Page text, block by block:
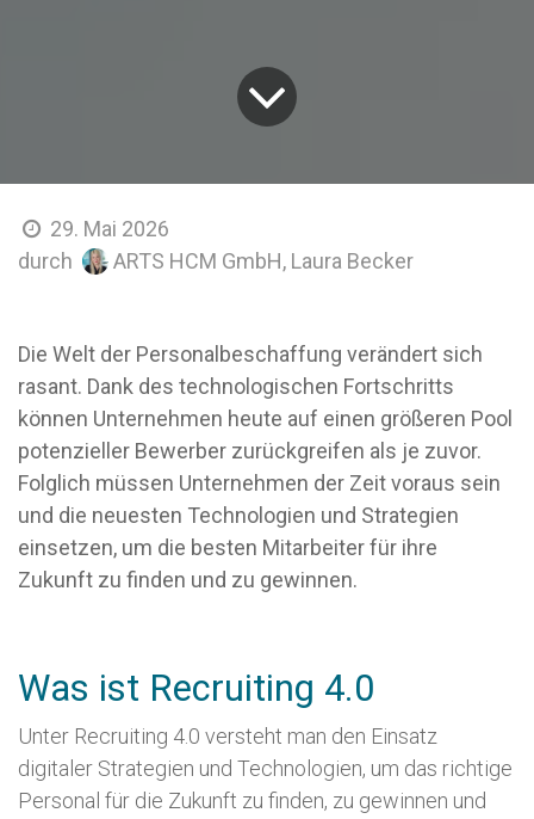
29. Mai 2026
durch
ARTS HCM GmbH, Laura Becker
Die Welt der Personalbeschaffung verändert sich
rasant. Dank des technologischen Fortschritts
können Unternehmen heute auf einen größeren Pool
potenzieller Bewerber zurückgreifen als je zuvor.
Folglich müssen Unternehmen der Zeit voraus sein
und die neuesten Technologien und Strategien
einsetzen, um die besten Mitarbeiter für ihre
Zukunft zu finden und zu gewinnen.
Was ist Recruiting 4.0
Unter Recruiting 4.0 versteht man den Einsatz
digitaler Strategien und Technologien, um das richtige
Personal für die Zukunft zu finden, zu gewinnen und